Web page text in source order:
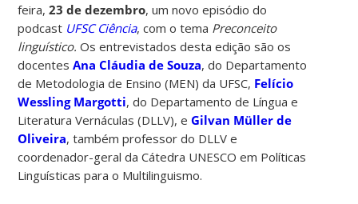
feira,23 de dezembro, um novo episódio do
podcast UFSC Ciência, com o tema Preconceito
linguístico.Os entrevistados desta edição são os
docentesAna Cláudia de Souza, do Departamento
de Metodologia de Ensino (MEN) da UFSC, Felício
Wessling Margotti, do Departamento de Língua e
Literatura Vernáculas (DLLV), eGilvan Müller de
Oliveira, também professor do DLLV e
coordenador-geral da Cátedra UNESCO em Políticas
Linguísticas para o Multilinguismo.